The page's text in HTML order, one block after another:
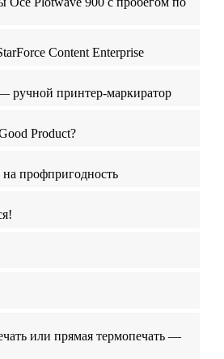
Content Enterprise
ручной принтер-маркиратор
Product?
на профпригодность
или прямая термопечать —